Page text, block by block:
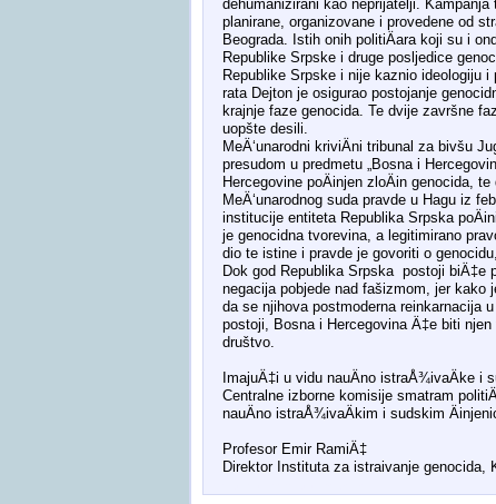
dehumanizirani kao neprijatelji.
planirane, organizovane i provedene od
Beograda. Istih onih politiÄara koji su i
Republike Srpske i druge posljedice
Republike Srpske i nije kaznio ideologiju
rata Dejton je osigurao postojanje
krajnje faze genocida. Te dvije završne
uopšte desili.
MeÄ‘unarodni kriviÄni tribunal za bivšu
presudom u predmetu „Bosna i
Hercegovine poÄinjen zloÄin genocida,
MeÄ‘unarodnog suda pravde u Hagu iz
institucije entiteta Republika Srpska
je genocidna tvorevina, a legitimirano
dio te istine i pravde je govoriti o
Dok god Republika Srpska postoji biÄ‡e
negacija pobjede nad fašizmom, jer kako
da se njihova postmoderna reinkarnacija
postoji, Bosna i Hercegovina Ä‡e biti
društvo.
ImajuÄ‡i u vidu nauÄno istraÅ¾ivaÄke
Centralne izborne komisije smatram
nauÄno istraÅ¾ivaÄkim i sudskim
Profesor Emir RamiÄ‡
Direktor Instituta za istraivanje genocida,